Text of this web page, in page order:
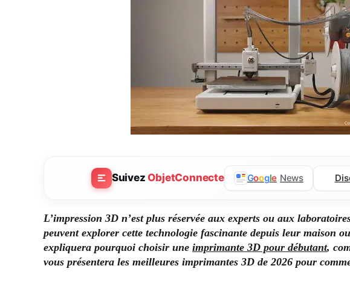
SuivezObjetConnecte Google News
L’impression 3D n’est plus réservée aux experts ou aux
peuvent explorer cette technologie fascinante depuis leur maison
expliquera pourquoi choisir une imprimante 3D pour débutant,
vous présentera les meilleures imprimantes 3D de 2026 pour